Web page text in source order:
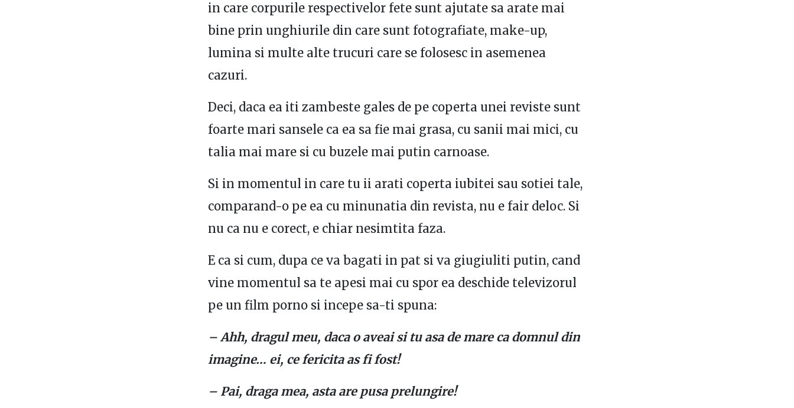
in care corpurile respectivelor fete sunt ajutate sa arate mai
bine prin unghiurile din care sunt fotografiate, make-up,
lumina si multe alte trucuri care se folosesc in asemenea
cazuri.
Deci, daca ea iti zambeste gales de pe coperta unei reviste sunt
foarte mari sansele ca ea sa fie mai grasa, cu sanii mai mici, cu
talia mai mare si cu buzele mai putin carnoase.
Si in momentul in care tu ii arati coperta iubitei sau sotiei tale,
comparand-o pe ea cu minunatia din revista, nu e fair deloc. Si
nu ca nu e corect, e chiar nesimtita faza.
E ca si cum, dupa ce va bagati in pat si va giugiuliti putin, cand
vine momentul sa te apesi mai cu spor ea deschide televizorul
pe un film porno si incepe sa-ti spuna:
– Ahh, dragul meu, daca o aveai si tu asa de mare ca domnul din
imagine… ei, ce fericita as fi fost!
– Pai, draga mea, asta are pusa prelungire!